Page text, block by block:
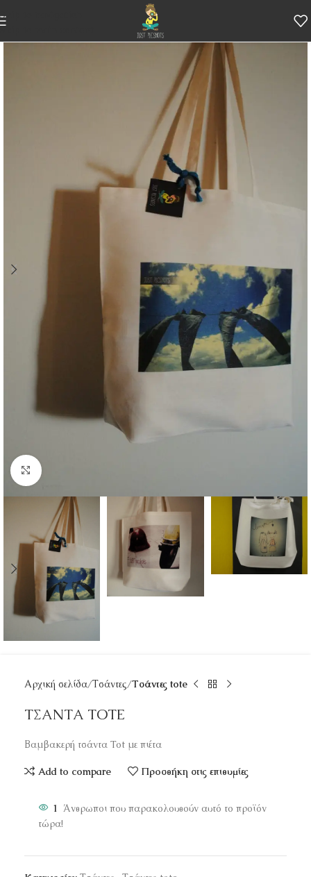
Skip to navigation
Skip to main content
Κάντε κλικ για μεγέθυνση
Αρχική σελίδα Τσάντες Τσάντες tote
ΤΣΑΝΤΑ TOTE
Βαμβακερή τσάντα Tot με πιέτα
Add to compare Προσθήκη στις επιθυμίες
1 Άνθρωποι που παρακολουθούν αυτό το προϊόν
τώρα!